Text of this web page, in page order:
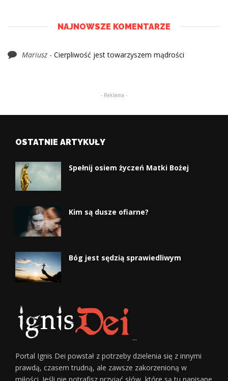
NAJNOWSZE KOMENTARZE
Mariusz - Cierpliwość jest towarzyszem mądrości
- Reklama -
OSTATNIE ARTYKUŁY
Spełnij osiem życzeń Matki Bożej
Kim są dusze ofiarne?
Bóg jest sędzią sprawiedliwym
...
Portal Ignis Dei powstał z potrzeby dzielenia się z innymi
prawdą, czasem trudną, ale zawsze zakorzenioną w